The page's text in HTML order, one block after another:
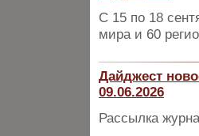
С 15 по 18
мира и 60
Дайджест
09.06.2026
Рассылка